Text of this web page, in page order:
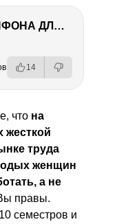
НАСТРОЙКИ АЙФОНА ДЛЯ ФОТО И ВИДЕО
14
что на
жесткой
труда
женщин
а не
правы.
семестров и